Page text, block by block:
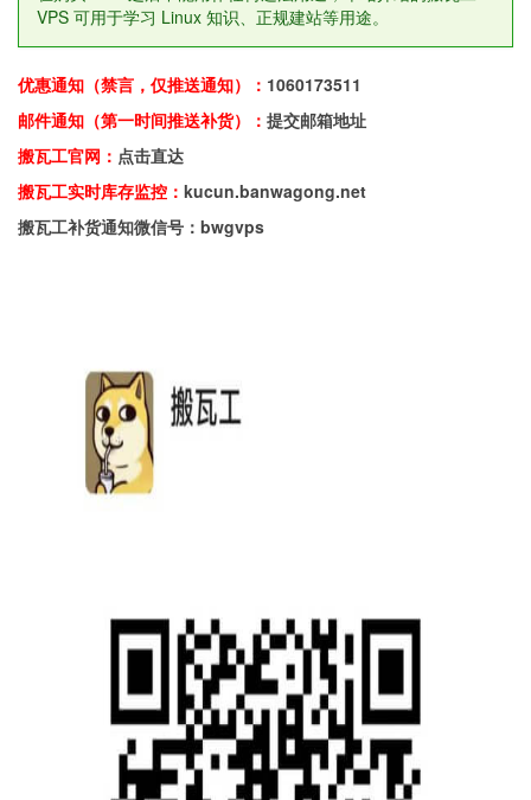
VPS 可用于学习 Linux 知识、正规建站等用途。
优惠通知（禁言，仅推送通知）： 1060173511
邮件通知（第一时间推送补货）： 提交邮箱地址
搬瓦工官网： 点击直达
搬瓦工实时库存监控： kucun.banwagong.net
搬瓦工补货通知微信号：bwgvps